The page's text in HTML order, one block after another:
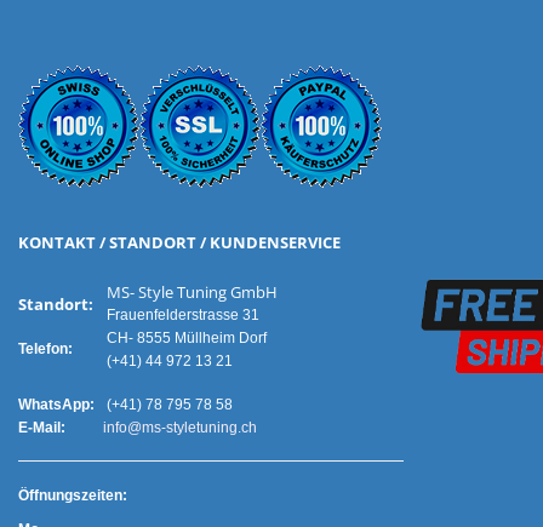
KONTAKT / STANDORT / KUNDENSERVICE
Standort:
Telefon:
MS- Style Tuning GmbH
Frauenfelderstrasse 31
CH- 8555 Müllheim Dorf
(+41) 44 972 13 21
WhatsApp:
(+41) 78 795 78 58
E-Mail:
info@ms-styletuning.ch
Öffnungszeiten: